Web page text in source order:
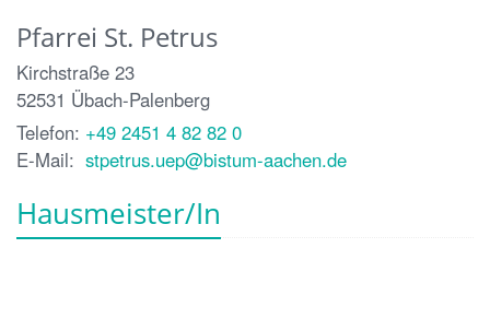
Pfarrei St. Petrus
Kirchstraße 23
52531 Übach-Palenberg
Telefon: +49 2451 4 82 82 0
E-Mail: stpetrus.uep@bistum-aachen.de
Hausmeister/In